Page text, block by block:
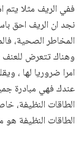
ففي الريف مثلا يتم
نجد ان الريف احق
المخاطر الصحية،
وهناك تتعرض للعنف
امرا ضروريا لها ،
عندك فهي مبادرة
الطاقات النظيفة،
الطاقات النظيفة هو